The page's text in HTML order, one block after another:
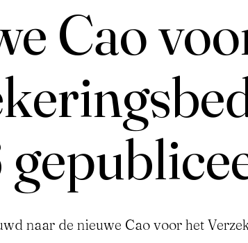
Cao
naar de nieuwe Cao voor het